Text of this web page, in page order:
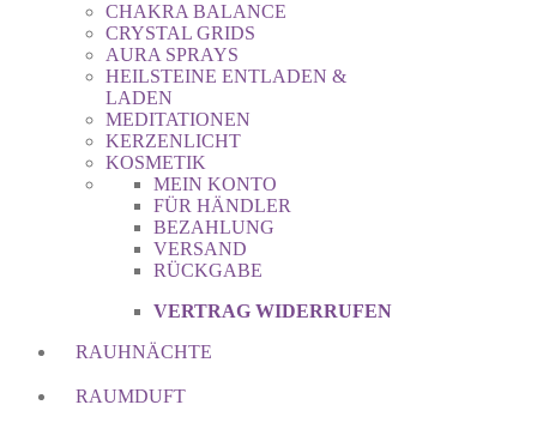
CHAKRA BALANCE
CRYSTAL GRIDS
AURA SPRAYS
HEILSTEINE ENTLADEN &
LADEN
MEDITATIONEN
KERZENLICHT
KOSMETIK
MEIN KONTO
FÜR HÄNDLER
BEZAHLUNG
VERSAND
RÜCKGABE
VERTRAG WIDERRUFEN
RAUHNÄCHTE
RAUMDUFT